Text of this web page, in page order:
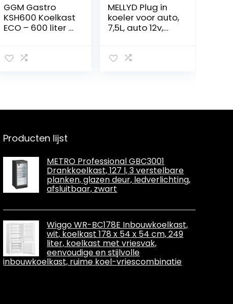
GGM Gastro
KSH600 Koelkast
ECO – 600 liter –
de deur van
MELLYD Plug in
koeler voor auto,
7,5L, auto 12v,
mini-koelkast,
autokoelkast
Producten lijst
METRO Professional GBC3001
Drankkoelkast, 127 l, 3 verstelbare
planken, glazen deur, ledverlichting,
afsluitbaar, zwart
Wiggo WR-BC178E Inbouwkoelkast,
wit, koelkast 178 x 54 x 54 cm, 249
liter, koelkast met vriesvak,
eenvoudige en stijlvolle
inbouwkoelkast, ruime koel-vriescombinatie